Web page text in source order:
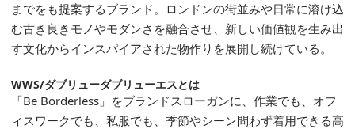
までをも提案するブランド。ロンドンの街並みや日常に溶け込
む古き良きモノやモダンさを融合させ、新しい価値観を生み出
す文化からインスパイアされた物作りを展開し続けている。
WWS/ダブリューダブリューエスとは
「Be Borderless」をブランドスローガンに、作業でも、オフ
ィスワークでも、私服でも、季節やシーン問わず着用できる高